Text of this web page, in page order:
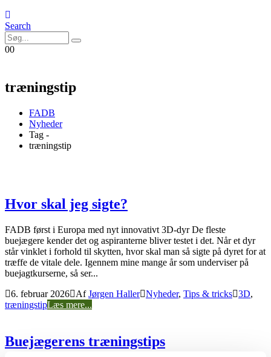
Search
00
træningstip
FADB
Nyheder
Tag -
træningstip
Hvor skal jeg sigte?
FADB først i Europa med nyt innovativt 3D-dyr De fleste
buejægere kender det og aspiranterne bliver testet i det. Når et dyr
står vinklet i forhold til skytten, hvor skal man så sigte på dyret for at
træffe de vitale dele. Igennem mine mange år som underviser på
buejagtkurserne, så ser...
6. februar 2026
AfJørgen Haller Nyheder, Tips & tricks 3D,
træningstipLæs mere...
Buejægerens træningstips